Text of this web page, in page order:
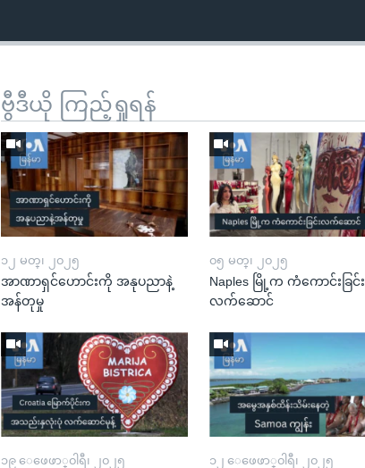
ဗွီဒီယို ကြည့်ရှုရန်
၁၂ မတ္၊ ၂၀၂၅
အာဏာရှင်ဟောင်းကို အနုပညာနဲ့
အန်တုမှု
၀၅ မတ္၊ ၂၀၂၅
Naples မြို့က ကံကောင်းခြင်း
လက်ဆောင်
၁၉ ေဖေဖာ္၀ါရီ၊ ၂၀၂၅ ၁၂ ေဖေဖာ္၀ါရီ၊ ၂၀၂၅